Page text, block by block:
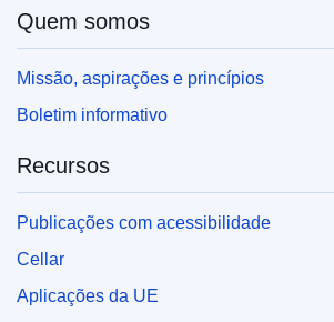
Quem somos
Missão, aspirações e princípios
Boletim informativo
Recursos
Publicações com acessibilidade
Cellar
Aplicações da UE